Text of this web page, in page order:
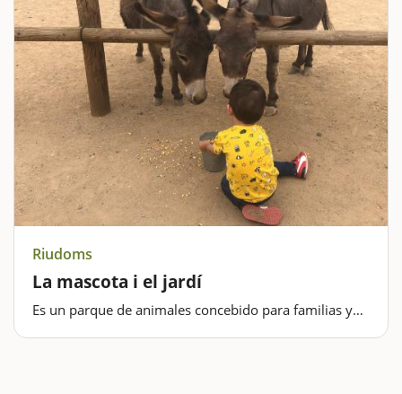
Riudoms
La mascota i el jardí
Es un parque de animales concebido para familias y